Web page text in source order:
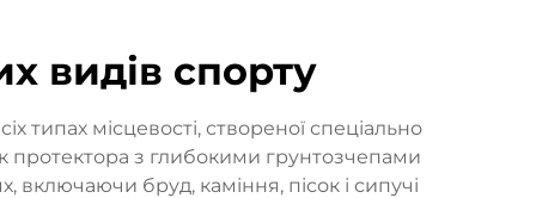
видів спорту
типах місцевості, створеної спеціально
протектора з глибокими грунтозчепами
бруд, каміння, пісок і сипучі